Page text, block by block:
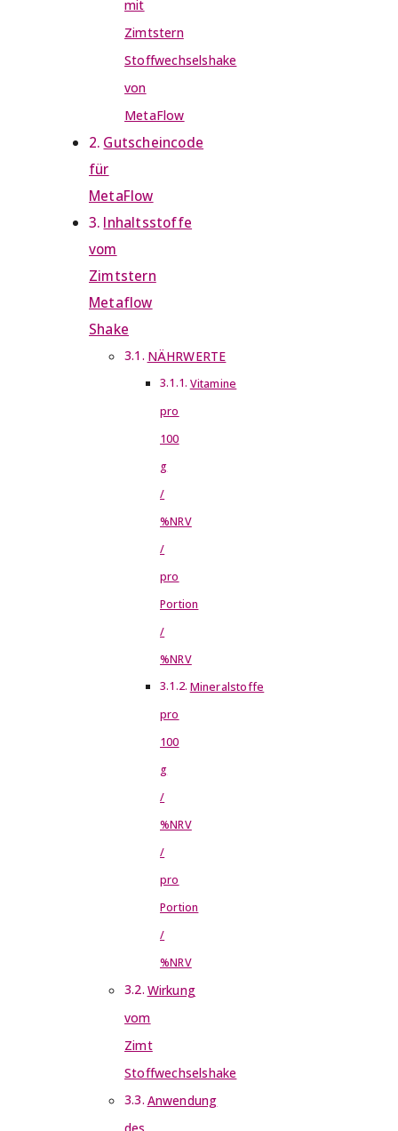
mit
Zimtstern
Stoffwechselshake
von
MetaFlow
Gutscheincode
für
MetaFlow
Inhaltsstoffe
vom
Zimtstern
Metaflow
Shake
NÄHRWERTE
Vitamine
pro
100
g
/
%NRV
/
pro
Portion
/
%NRV
Mineralstoffe
pro
100
g
/
%NRV
/
pro
Portion
/
%NRV
Wirkung
vom
Zimt
Stoffwechselshake
Anwendung